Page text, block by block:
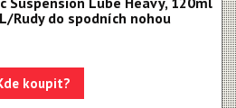
Rudy do spodních nohou
koupit?